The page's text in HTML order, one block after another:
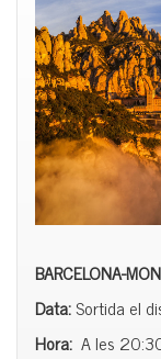
BARCELONA-
Data:Sortida el
Hora: A les